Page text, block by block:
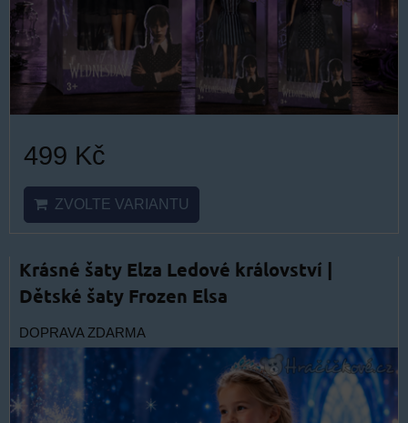
499 Kč
ZVOLTE VARIANTU
Krásné šaty Elza Ledové království |
Dětské šaty Frozen Elsa
DOPRAVA ZDARMA